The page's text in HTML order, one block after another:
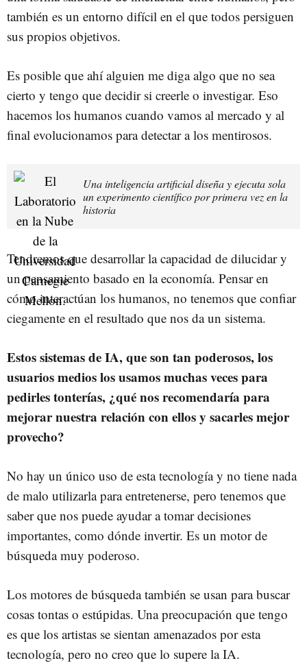
también es un entorno difícil en el que todos persiguen
sus propios objetivos.
Es posible que ahí alguien me diga algo que no sea
cierto y tengo que decidir si creerle o investigar. Eso
hacemos los humanos cuando vamos al mercado y al
final evolucionamos para detectar a los mentirosos.
Una inteligencia artificial diseña y ejecuta sola
un experimento científico por primera vez en la
historia
Tendremos que desarrollar la capacidad de dilucidar y
un pensamiento basado en la economía. Pensar en
cómo interactúan los humanos, no tenemos que confiar
ciegamente en el resultado que nos da un sistema.
Estos sistemas de IA, que son tan poderosos, los
usuarios medios los usamos muchas veces para
pedirles tonterías, ¿qué nos recomendaría para
mejorar nuestra relación con ellos y sacarles mejor
provecho?
No hay un único uso de esta tecnología y no tiene nada
de malo utilizarla para entretenerse, pero tenemos que
saber que nos puede ayudar a tomar decisiones
importantes, como dónde invertir. Es un motor de
búsqueda muy poderoso.
Los motores de búsqueda también se usan para buscar
cosas tontas o estúpidas. Una preocupación que tengo
es que los artistas se sientan amenazados por esta
tecnología, pero no creo que lo supere la IA.